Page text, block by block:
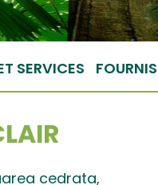
SERVICES
cedrata,